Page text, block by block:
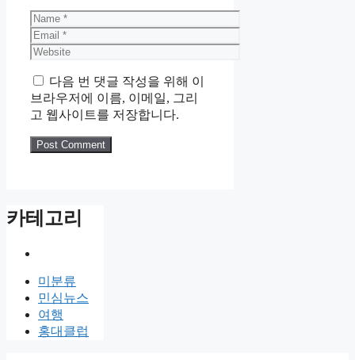
Name
Email
Website
다음 번 댓글 작성을 위해 이
브라우저에 이름, 이메일, 그리
고 웹사이트를 저장합니다.
카테고리
미분류
민심뉴스
여행
홍대클럽